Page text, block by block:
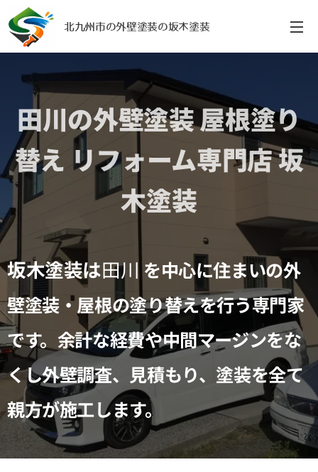
北九州市の外壁塗装の坂木塗装
田川の外壁塗装 屋根塗り
替え リフォーム専門店 坂
木塗装
坂木塗装は田川 を中心に住まいの外
壁塗装・屋根の塗り替えを行う専門家
です。余計な経費や中間マージンをな
くし外壁調査、見積もり、塗装を全て
親方が施工します。